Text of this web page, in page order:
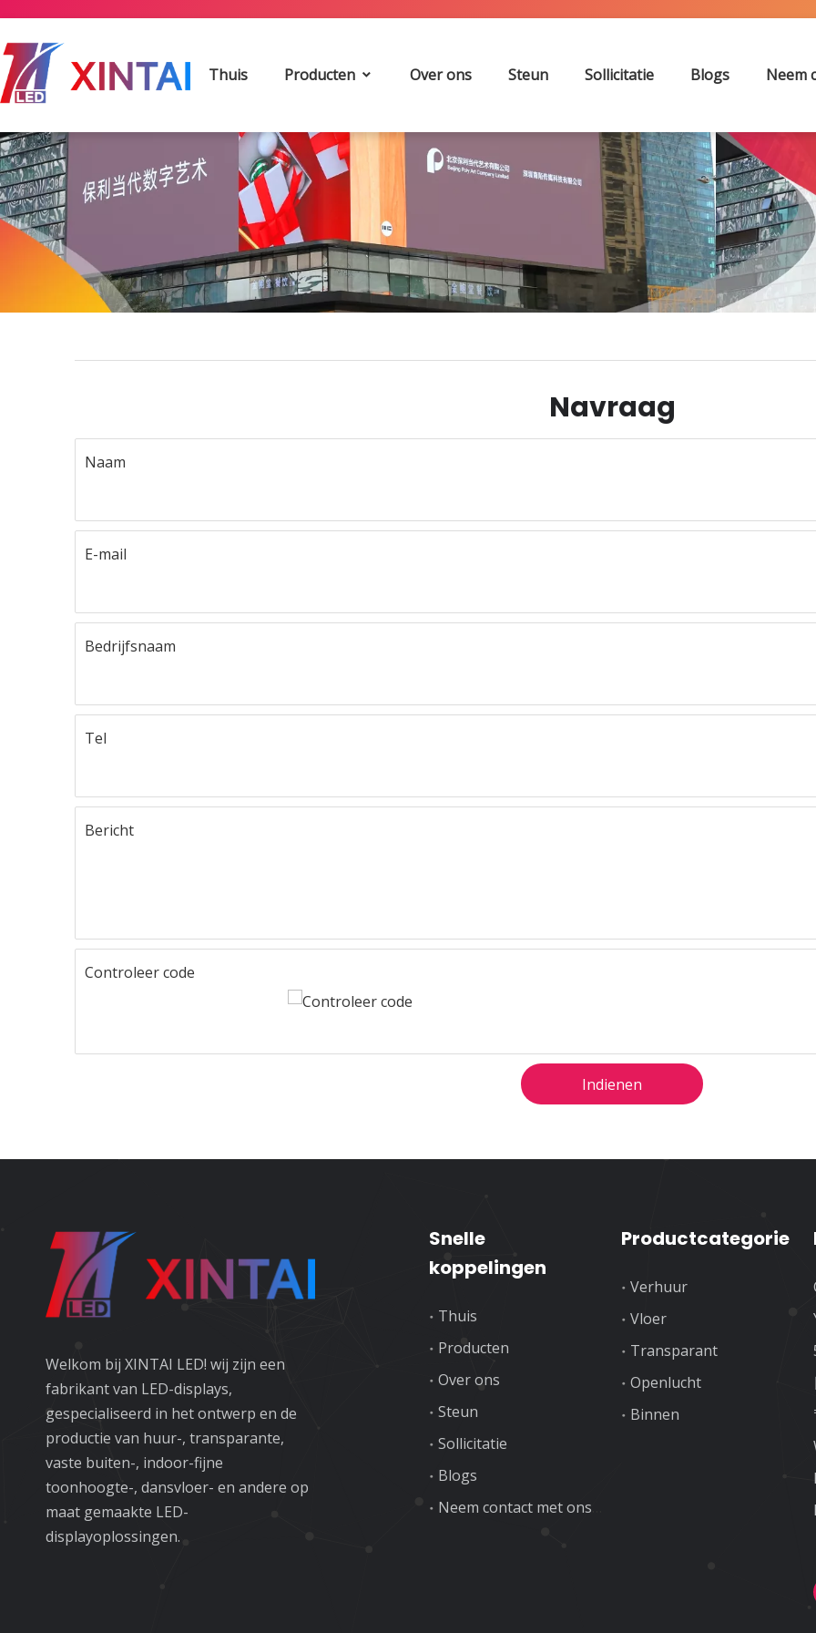
Thuis Producten Over ons Steun Sollicitatie Blogs Neem
Navraag
Naam
E-mail
Bedrijfsnaam
Tel
Bericht
Controleer code
Indienen
Welkom bij XINTAI LED! wij zijn een
fabrikant van LED-displays,
gespecialiseerd in het ontwerp en de
productie van huur-, transparante,
vaste buiten-, indoor-fijne
toonhoogte-, dansvloer- en andere op
maat gemaakte LED-
displayoplossingen.
Snelle
koppelingen
Thuis
Producten
Over ons
Steun
Sollicitatie
Blogs
Productcategorie
Verhuur
Vloer
Transparant
Openlucht
Binnen